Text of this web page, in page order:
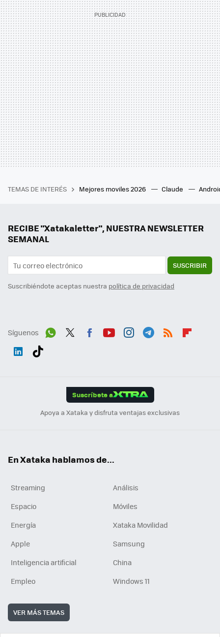
TEMAS DE INTERÉS Mejores moviles 2026 Claude
RECIBE "Xatakaletter", NUESTRA NEWSLETTER
SEMANAL
SUSCRIBIR
Suscribiéndote aceptas nuestra política de privacidad
Síguenos
Suscríbete a
Apoya a Xataka y disfruta ventajas exclusivas
En Xataka hablamos de...
Streaming
Análisis
Espacio
Móviles
Energía
Xataka Movilidad
Apple
Samsung
Inteligencia artificial
China
Empleo
Windows 11
VER MÁS TEMAS